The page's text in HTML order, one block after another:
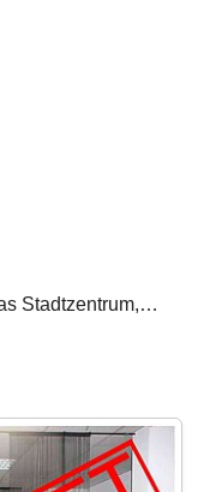
Stadtzentrum,…